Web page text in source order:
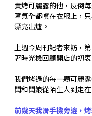
責烤可麗露的他，反倒
障氣全都噴在衣服上，
漂亮出爐。
上週今周刊記者來訪，
著時光機回顧開店的初衷
我們烤過的每一顆可麗
闆和闆娘從陌生人到走
前幾天我滑手機旁邊，